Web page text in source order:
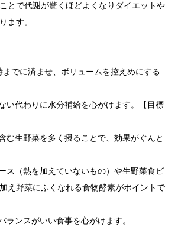
とで代謝が驚くほどよくなりダイエットや
ます。
でに済ませ、ボリュームを控えめにする
い代わりに水分補給を心がけます。
【目標
む生野菜を多く摂ることで、効果がぐんと
ス（熱を加えていないもの）や生野菜食ビ
え野菜にふくなれる食物酵素がポイントで
ランスがいい食事を心がけます。